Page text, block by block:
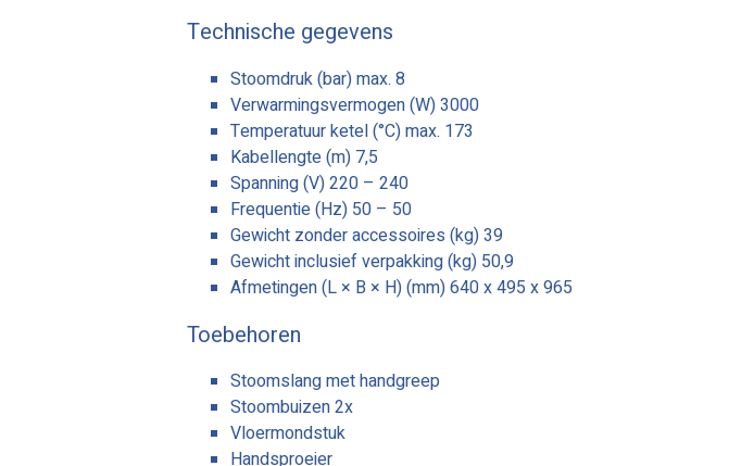
Technische gegevens
Stoomdruk (bar) max. 8
Verwarmingsvermogen (W) 3000
Temperatuur ketel (°C) max. 173
Kabellengte (m) 7,5
Spanning (V) 220 – 240
Frequentie (Hz) 50 – 50
Gewicht zonder accessoires (kg) 39
Gewicht inclusief verpakking (kg) 50,9
Afmetingen (L × B × H) (mm) 640 x 495 x 965
Toebehoren
Stoomslang met handgreep
Stoombuizen 2x
Vloermondstuk
Handsproeier